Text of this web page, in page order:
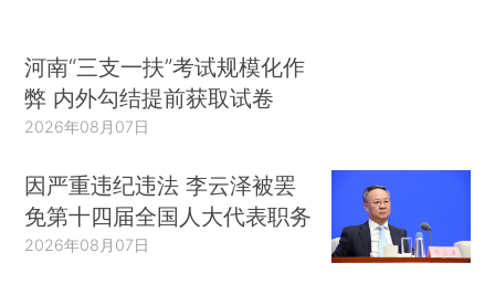
河南“三支一扶”考试规模化作
弊 内外勾结提前获取试卷
2026年08月07日
因严重违纪违法 李云泽被罢
免第十四届全国人大代表职务
2026年08月07日